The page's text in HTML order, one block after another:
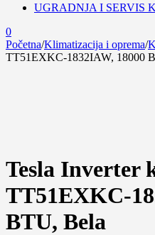
UGRADNJA I SERVIS
0
Početna/Klimatizacija i oprema/
TT51EXKC-1832IAW, 18000
Tesla Inverter
TT51EXKC-
BTU, Bela